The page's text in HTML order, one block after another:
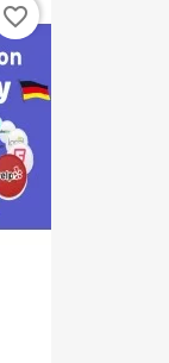
favorite_border